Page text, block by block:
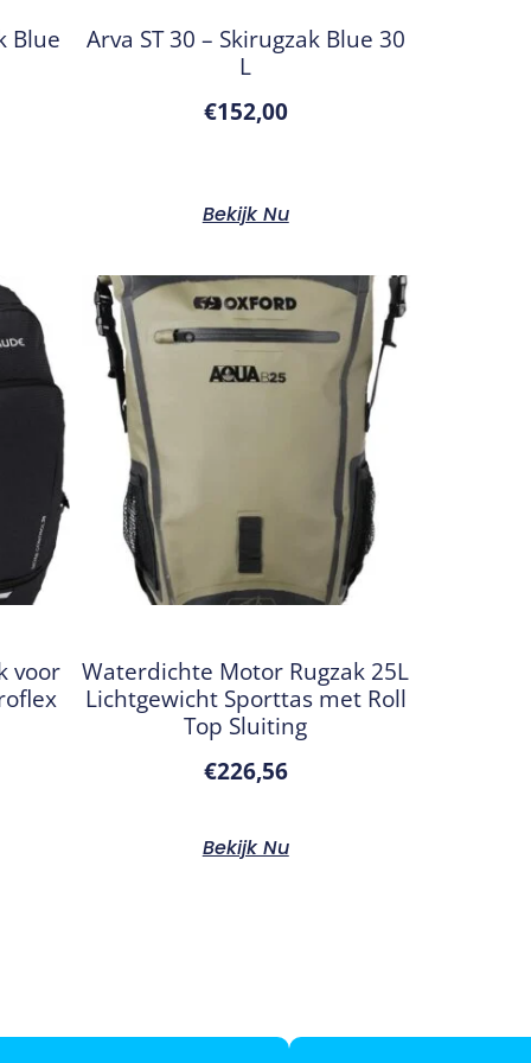
Blue
Arva ST 30 – Skirugzak Blue 30
L
€152,00
Bekijk Nu
voor
Waterdichte Motor Rugzak 25L
Lichtgewicht Sporttas met Roll
Top Sluiting
€226,56
Bekijk Nu